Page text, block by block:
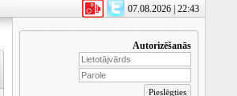
07.08.2026 | 22:43
Autorizēšanās